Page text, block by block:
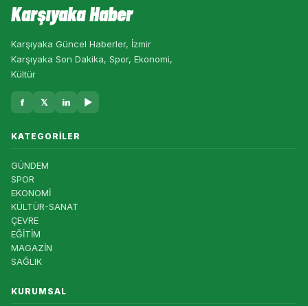
Karşıyaka Haber
Karşıyaka Güncel Haberler, İzmir
Karşıyaka Son Dakika, Spor, Ekonomi,
Kültür
f 𝕏 in ▶
KATEGORILER
GÜNDEM
SPOR
EKONOMİ
KÜLTÜR-SANAT
ÇEVRE
EĞİTİM
MAGAZİN
SAĞLIK
KURUMSAL